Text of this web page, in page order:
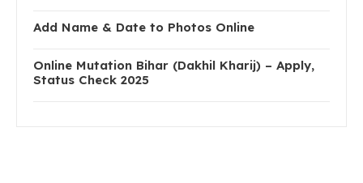
Add Name & Date to Photos Online
Online Mutation Bihar (Dakhil Kharij) – Apply,
Status Check 2025